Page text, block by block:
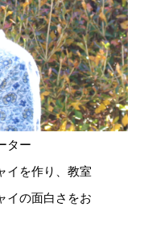
ター
イを作り、教室
イの面白さをお